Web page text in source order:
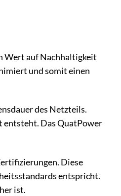
Wert auf Nachhaltigkeit
und somit einen
des Netzteils.
entsteht. Das QuatPower
Diese
entspricht.
ist.